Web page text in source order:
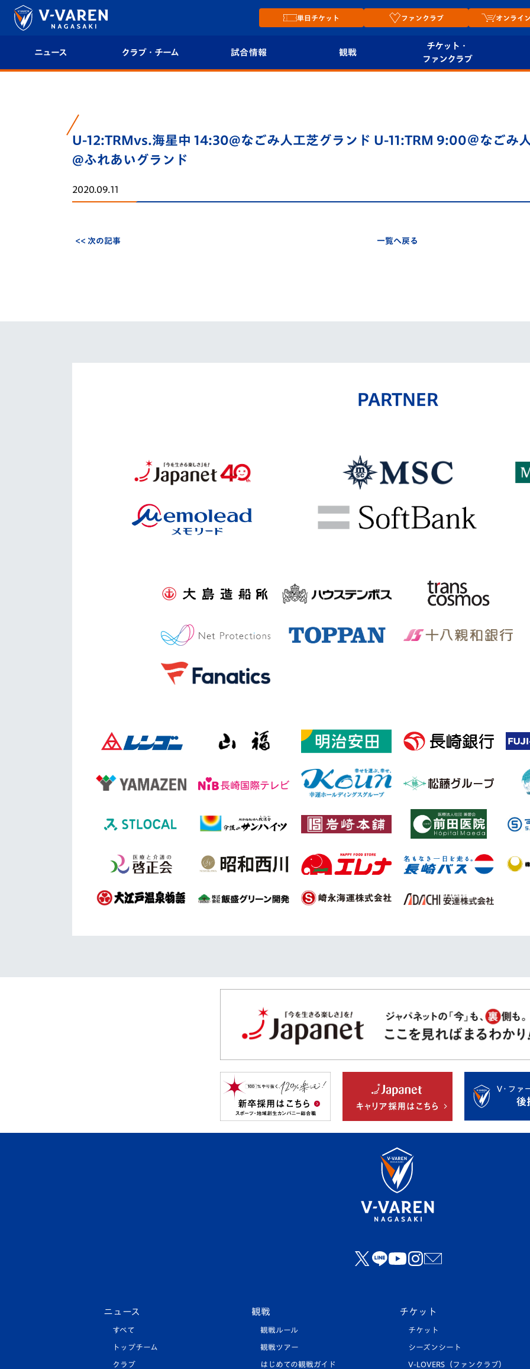
単日チケット ファンクラブ オンライン
ニュース クラブ・チーム
クラブ概要
選手プロフィール
スタッフプロフィール
試合情報
順位表
フォトギャラリー
観戦
セス
チケット・
ファンクラブ
プレイヤーズスイート
U-12:TRMvs.海星中 14:30@なごみ人工芝グランド U-11:TRM 9:00＠なご
@ふれあいグランド
2020.09.11
<< 次の記事 一覧へ戻る
PARTNER
ニュース
すべて
トップチーム
クラブ
観戦
観戦ルール
観戦ツアー
はじめての観戦ガイド
チケット
チケット
シーズンシート
V-LOVERS（ファンクラブ）